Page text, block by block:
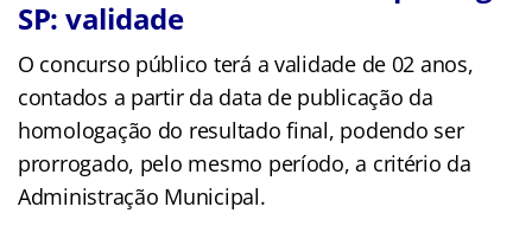
SP: validade
O concurso público terá a validade de 02 anos,
contados a partir da data de publicação da
homologação do resultado final, podendo ser
prorrogado, pelo mesmo período, a critério da
Administração Municipal.